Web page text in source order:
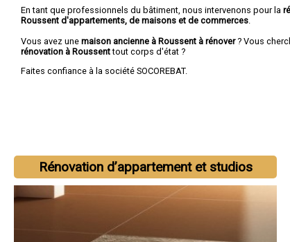
En tant que professionnels du bâtiment, nous intervenons pour la
Roussent d'appartements, de maisons et de commerces
Vous avez une maison ancienne à Roussent à rénover? Vous
rénovation à Roussenttout corps d'état ?
Faites confiance à la société SOCOREBAT.
Rénovation d’appartement et studios